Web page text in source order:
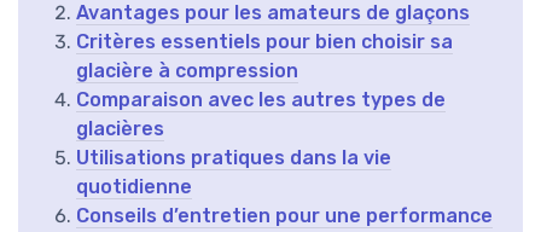
Avantages pour les amateurs de glaçons
Critères essentiels pour bien choisir sa
glacière à compression
Comparaison avec les autres types de
glacières
Utilisations pratiques dans la vie
quotidienne
Conseils d’entretien pour une performance